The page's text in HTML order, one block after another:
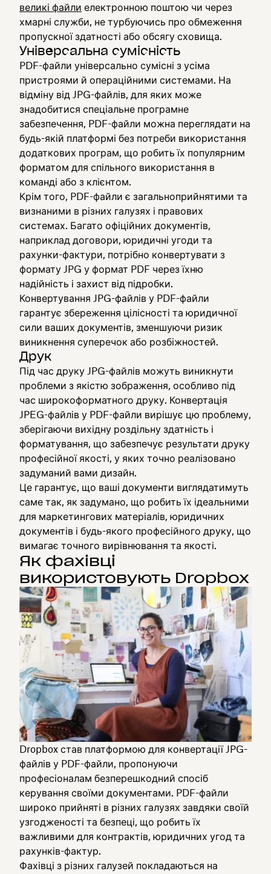
великі файли електронною поштою чи через
хмарні служби, не турбуючись про обмеження
пропускної здатності або обсягу сховища.
Універсальна сумісність
PDF-файли універсально сумісні з усіма
пристроями й операційними системами. На
відміну від JPG-файлів, для яких може
знадобитися спеціальне програмне
забезпечення, PDF-файли можна переглядати на
будь-якій платформі без потреби використання
додаткових програм, що робить їх популярним
форматом для спільного використання в
команді або з клієнтом.
Крім того, PDF-файли є загальноприйнятими та
визнаними в різних галузях і правових
системах. Багато офіційних документів,
наприклад договори, юридичні угоди та
рахунки-фактури, потрібно конвертувати з
формату JPG у формат PDF через їхню
надійність і захист від підробки.
Конвертування JPG-файлів у PDF-файли
гарантує збереження цілісності та юридичної
сили ваших документів, зменшуючи ризик
виникнення суперечок або розбіжностей.
Друк
Під час друку JPG-файлів можуть виникнути
проблеми з якістю зображення, особливо під
час широкоформатного друку. Конвертація
JPEG-файлів у PDF-файли вирішує цю проблему,
зберігаючи вихідну роздільну здатність і
форматування, що забезпечує результати друку
професійної якості, у яких точно реалізовано
задуманий вами дизайн.
Це гарантує, що ваші документи виглядатимуть
саме так, як задумано, що робить їх ідеальними
для маркетингових матеріалів, юридичних
документів і будь-якого професійного друку, що
вимагає точного вирівнювання та якості.
Як фахівці
використовують Dropbox
Dropbox став платформою для конвертації JPG-
файлів у PDF-файли, пропонуючи
професіоналам безперешкодний спосіб
керування своїми документами. PDF-файли
широко прийняті в різних галузях завдяки своїй
узгодженості та безпеці, що робить їх
важливими для контрактів, юридичних угод та
рахунків-фактур.
Фахівці з різних галузей покладаються на